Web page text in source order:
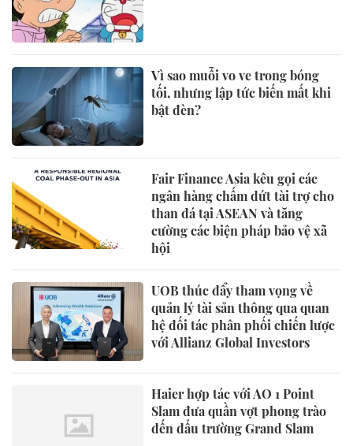
Vì sao muỗi vo ve trong bóng
tối, nhưng lập tức biến mất khi
bật đèn?
Fair Finance Asia kêu gọi các
ngân hàng chấm dứt tài trợ cho
than đá tại ASEAN và tăng
cường các biện pháp bảo vệ xã
hội
UOB thúc đẩy tham vọng về
quản lý tài sản thông qua quan
hệ đối tác phân phối chiến lược
với Allianz Global Investors
Haier hợp tác với AO 1 Point
Slam đưa quần vợt phong trào
đến đấu trường Grand Slam